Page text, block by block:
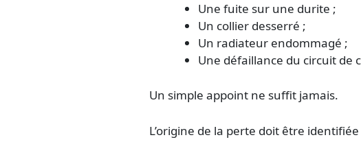
Une fuite sur une durite ;
Un collier desserré ;
Un radiateur endommagé ;
Une défaillance du circuit de
Un simple appoint ne suffit jamais.
L’origine de la perte doit être